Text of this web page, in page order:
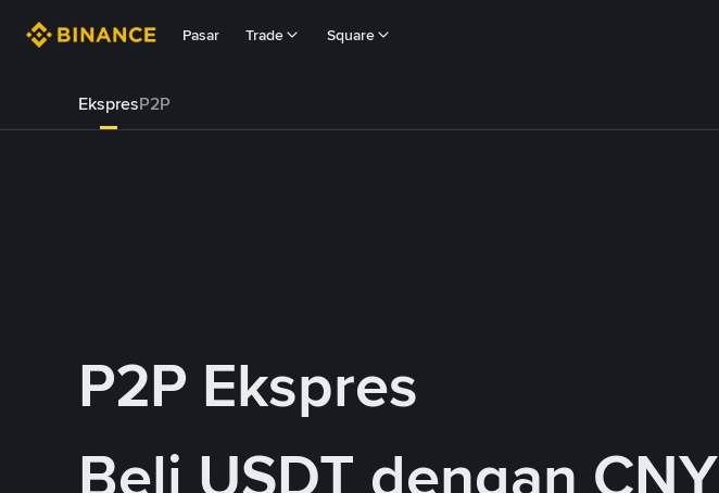
Pasar Trade Square
EkspresP2P
P2P Ekspres